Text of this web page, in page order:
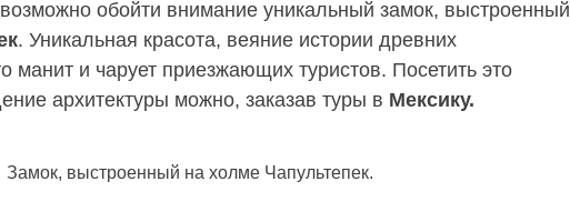
обойти внимание уникальный замок, выстроенный
. Уникальная красота, веяние истории древних
манит и чарует приезжающих туристов. Посетить это
архитектуры можно, заказав туры в Мексику.
Замок, выстроенный на холме Чапультепек.